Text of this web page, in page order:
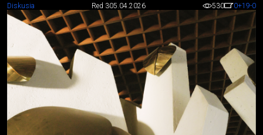
Diskusia Red 305.04.2026 530 0+19-0